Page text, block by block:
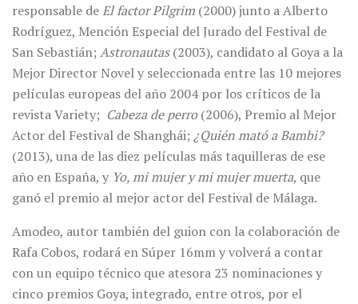
responsable deEl factor Pilgrim (2000) junto a Alberto
Rodríguez, Mención Especial del Jurado del Festival de
San Sebastián; Astronautas(2003), candidato al Goya a la
Mejor Director Novel y seleccionada entre las 10 mejores
películas europeas del año 2004 por los críticos de la
revista Variety; Cabeza de perro(2006), Premio al Mejor
Actor del Festival de Shanghái; ¿Quién mató a Bambi?
(2013), una de las diez películas más taquilleras de ese
año en España, y Yo, mi mujer y mi mujer muerta, que
ganó el premio al mejor actor del Festival de Málaga.
Amodeo, autor también del guion con la colaboración de
Rafa Cobos, rodará en Súper 16mm y volverá a contar
con un equipo técnico que atesora 23 nominaciones y
cinco premios Goya, integrado, entre otros, por el